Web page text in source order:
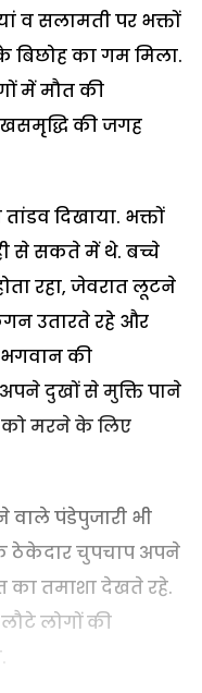
व सलामती पर भक्तों
का गम मिला.
में मौत की
की जगह
दिखाया. भक्तों
से सकते में थे. बच्चे
रहा, जेवरात लूटने
उतारते रहे और
भगवान की
दुखों से मुक्ति पाने
मरने के लिए
पंडेपुजारी भी
ठेकेदार चुपचाप अपने
का तमाशा देखते रहे.
लोगों की